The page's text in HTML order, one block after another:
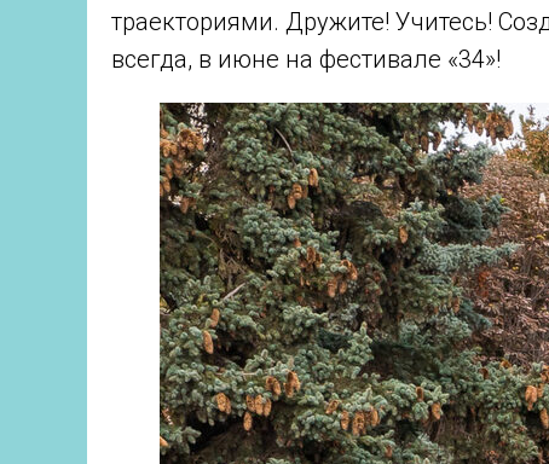
траекториями. Дружите! Учитесь!
всегда, в июне на фестивале «34»!